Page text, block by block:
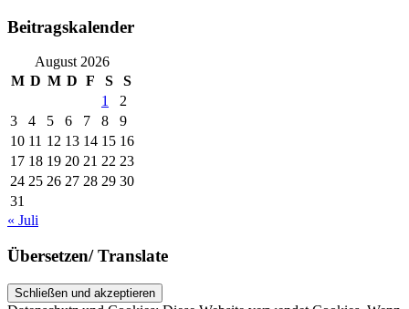
Beitragskalender
August 2026
M D M D F S
S
1
2
3
4 5 6 7 8
9
10 11 12 13 14 15 16
17 18 19 20 21 22 23
24 25 26 27 28 29 30
31
« Juli
Übersetzen/ Translate